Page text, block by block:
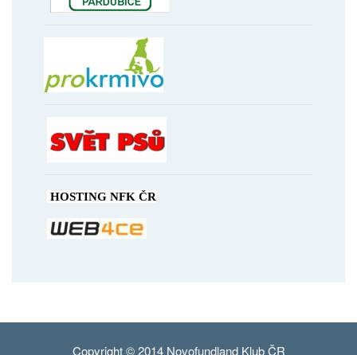
HOSTING NFK ČR
Copyright © 2014 Novofundland Klub ČR